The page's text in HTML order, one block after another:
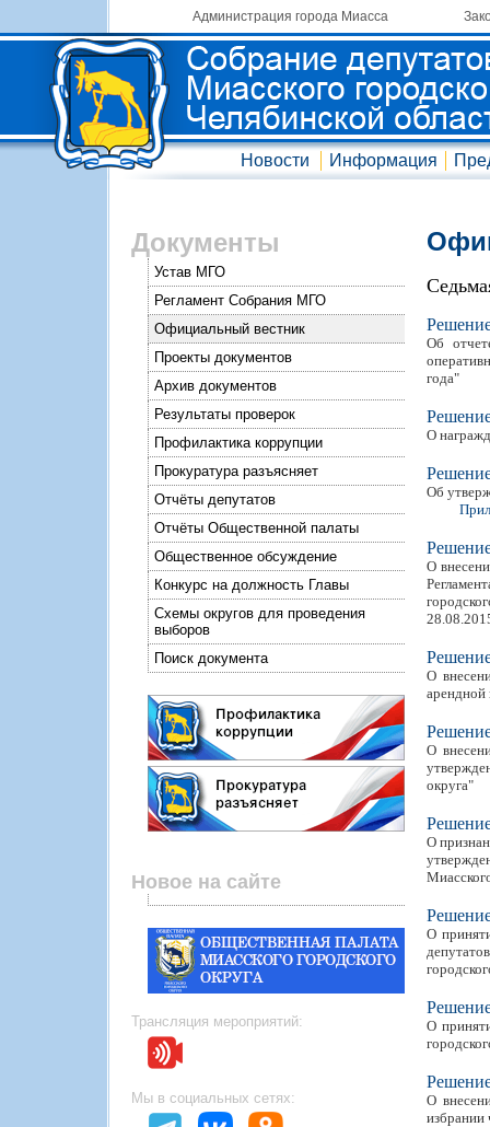
Администрация города Миасса
Новости Информация
Документы
Устав МГО
Регламент Собрания МГО
Официальный вестник
Проекты документов
Архив документов
Результаты проверок
Профилактика коррупции
Прокуратура разъясняет
Отчёты депутатов
Отчёты Общественной палаты
Общественное обсуждение
Конкурс на должность Главы
Схемы округов для проведения
выборов
Поиск документа
Новое на сайте
Трансляция мероприятий:
Мы в социальных сетях:
Об
года"
О
Об
О
О
арендной
О
округа"
О
О
О
О
избрании